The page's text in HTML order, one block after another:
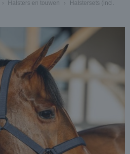
› Halsters en touwen ›
Halstersets (incl.